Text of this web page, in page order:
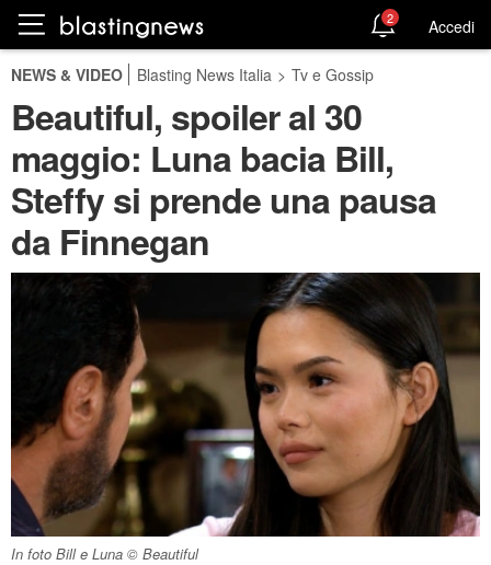
2 Accedi
NEWS & VIDEO Blasting News Italia > Tv e Gossip
Beautiful, spoiler al 30
maggio: Luna bacia Bill,
Steffy si prende una pausa
da Finnegan
In foto Bill e Luna © Beautiful